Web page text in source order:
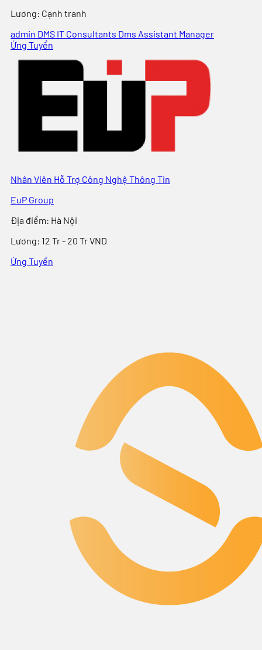
Lương: Cạnh tranh
admin DMS IT Consultants Dms Assistant Manager
Ứng Tuyển
Nhân Viên Hỗ Trợ Công Nghệ Thông Tin
EuP Group
Địa điểm: Hà Nội
Lương: 12 Tr - 20 Tr VND
Ứng Tuyển